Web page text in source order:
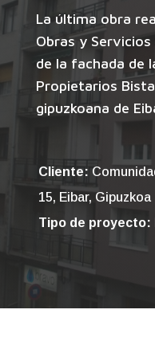
La última obra
Obras y
de la fachada de
Propietarios
gipuzkoana de
Cliente:
15, Eibar, Gipuzkoa
Tipo de proyecto: